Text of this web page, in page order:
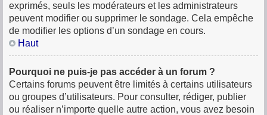
exprimés, seuls les modérateurs et les administrateurs
peuvent modifier ou supprimer le sondage. Cela empêche
de modifier les options d’un sondage en cours.
Haut
Pourquoi ne puis-je pas accéder à un forum ?
Certains forums peuvent être limités à certains utilisateurs
ou groupes d’utilisateurs. Pour consulter, rédiger, publier
ou réaliser n’importe quelle autre action, vous avez besoin